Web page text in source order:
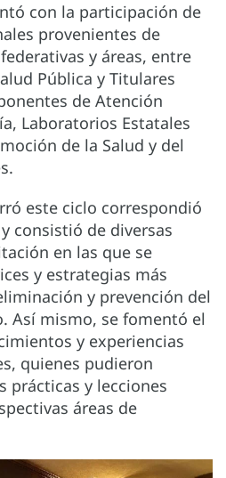
con la participación de
provenientes de
y áreas, entre
Pública y Titulares
de Atención
Laboratorios Estatales
de la Salud y del
este ciclo correspondió
consistió de diversas
en las que se
y estrategias más
y prevención del
Así mismo, se fomentó el
y experiencias
quienes pudieron
prácticas y lecciones
áreas de